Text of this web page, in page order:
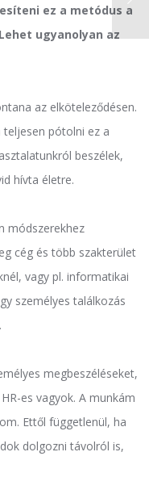
ez a metódus a
ugyanolyan az
az elköteleződésen.
pótolni ez a
beszélek,
hívta életre.
módszerekhez
cég és több szakterület
vagy pl. informatikai
személyes találkozás
megbeszéléseket,
es vagyok. A munkám
Ettől függetlenül, ha
dolgozni távolról is,